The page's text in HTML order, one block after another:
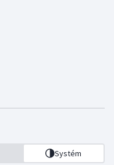
Systém